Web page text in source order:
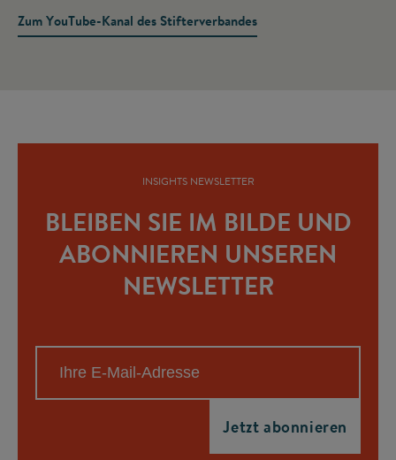
Zum YouTube-Kanal des Stifterverbandes
INSIGHTS NEWSLETTER
BLEIBEN SIE IM BILDE UND
ABONNIEREN UNSEREN
NEWSLETTER